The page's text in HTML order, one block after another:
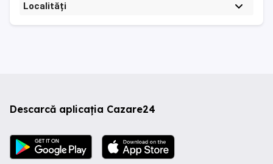
Localități
Descarcă aplicația Cazare24